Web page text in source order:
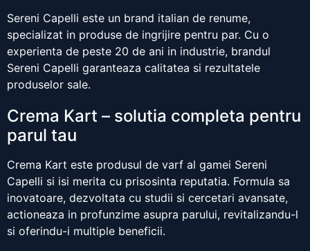
Sereni Capelli este un brand italian de renume,
specializat in produse de ingrijire pentru par. Cu o
experienta de peste 20 de ani in industrie, brandul
Sereni Capelli garanteaza calitatea si rezultatele
produselor sale.
Crema Kart – solutia completa pentru
parul tau
Crema Kart este produsul de varf al gamei Sereni
Capelli si isi merita cu prisosinta reputatia. Formula sa
inovatoare, dezvoltata cu studii si cercetari avansate,
actioneaza in profunzime asupra parului, revitalizandu-l
si oferindu-i multiple beneficii.